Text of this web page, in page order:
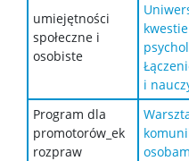
umiejętności
społeczne i
osobiste
kwestie
i
Program dla
promotorów_ek
rozpraw